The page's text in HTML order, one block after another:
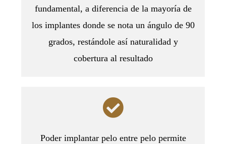
fundamental, a diferencia de la mayoría de
los implantes donde se nota un ángulo de 90
grados, restándole así naturalidad y
cobertura al resultado
Poder implantar pelo entre pelo permite